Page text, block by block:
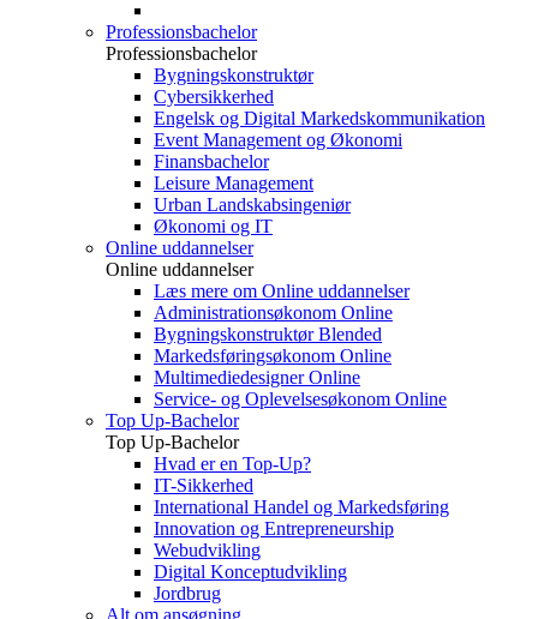
Professionsbachelor
Professionsbachelor
Bygningskonstruktør
Cybersikkerhed
Engelsk og Digital Markedskommunikation
Event Management og Økonomi
Finansbachelor
Leisure Management
Urban Landskabsingeniør
Økonomi og IT
Online uddannelser
Online uddannelser
Læs mere om Online uddannelser
Administrationsøkonom Online
Bygningskonstruktør Blended
Markedsføringsøkonom Online
Multimediedesigner Online
Service- og Oplevelsesøkonom Online
Top Up-Bachelor
Top Up-Bachelor
Hvad er en Top-Up?
IT-Sikkerhed
International Handel og Markedsføring
Innovation og Entrepreneurship
Webudvikling
Digital Konceptudvikling
Jordbrug
Alt om ansøgning